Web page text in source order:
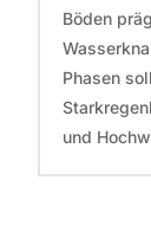
Böden
Phasen
und